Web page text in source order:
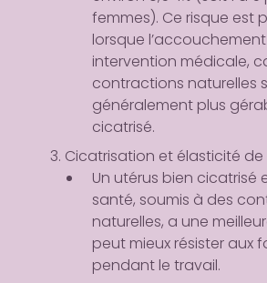
femmes). Ce risque est
lorsque
intervention médicale,
contractions naturelles
généralement plus
cicatrisé.
Cicatrisation et élasticité de
Un utérus bien cicatrisé
santé, soumis à des
naturelles, a une
peut mieux résister aux
pendant le travail.